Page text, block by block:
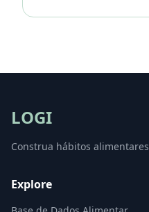
LOGI
Construa hábitos
Explore